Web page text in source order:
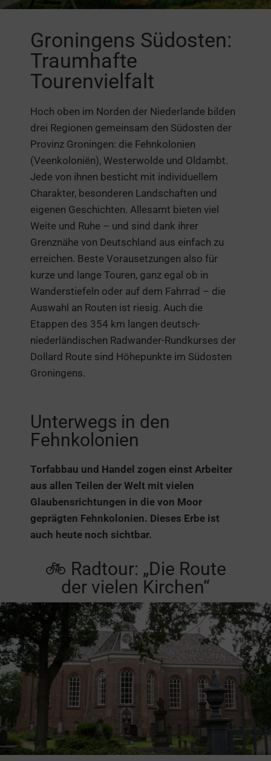
Groningens Südosten:
Traumhafte
Tourenvielfalt
Hoch oben im Norden der Niederlande bilden
drei Regionen gemeinsam den Südosten der
Provinz Groningen: die Fehnkolonien
(Veenkoloniën), Westerwolde und Oldambt.
Jede von ihnen besticht mit individuellem
Charakter, besonderen Landschaften und
eigenen Geschichten. Allesamt bieten viel
Weite und Ruhe – und sind dank ihrer
Grenznähe von Deutschland aus einfach zu
erreichen. Beste Vorausetzungen also für
kurze und lange Touren, ganz egal ob in
Wanderstiefeln oder auf dem Fahrrad – die
Auswahl an Routen ist riesig. Auch die
Etappen des 354 km langen deutsch-
niederländischen Radwander-Rundkurses der
Dollard Route sind Höhepunkte im Südosten
Groningens.
Unterwegs in den
Fehnkolonien
Torfabbau und Handel zogen einst Arbeiter
aus allen Teilen der Welt mit vielen
Glaubensrichtungen in die von Moor
geprägten Fehnkolonien. Dieses Erbe ist
auch heute noch sichtbar.
🚲 Radtour: „Die Route
der vielen Kirchen“